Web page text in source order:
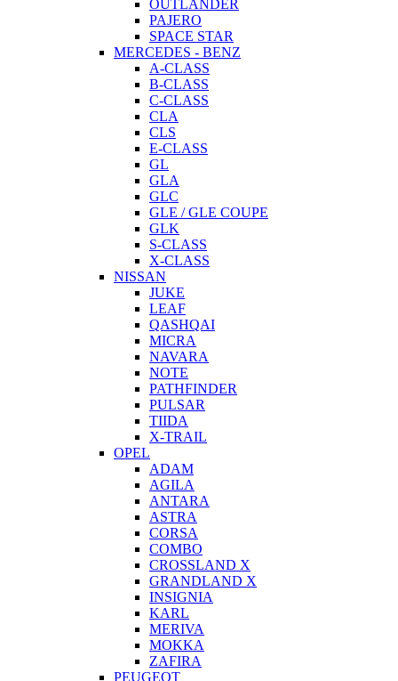
OUTLANDER
PAJERO
SPACE STAR
MERCEDES - BENZ
A-CLASS
B-CLASS
C-CLASS
CLA
CLS
E-CLASS
GL
GLA
GLC
GLE / GLE COUPE
GLK
S-CLASS
X-CLASS
NISSAN
JUKE
LEAF
QASHQAI
MICRA
NAVARA
NOTE
PATHFINDER
PULSAR
TIIDA
X-TRAIL
OPEL
ADAM
AGILA
ANTARA
ASTRA
CORSA
COMBO
CROSSLAND X
GRANDLAND X
INSIGNIA
KARL
MERIVA
MOKKA
ZAFIRA
PEUGEOT